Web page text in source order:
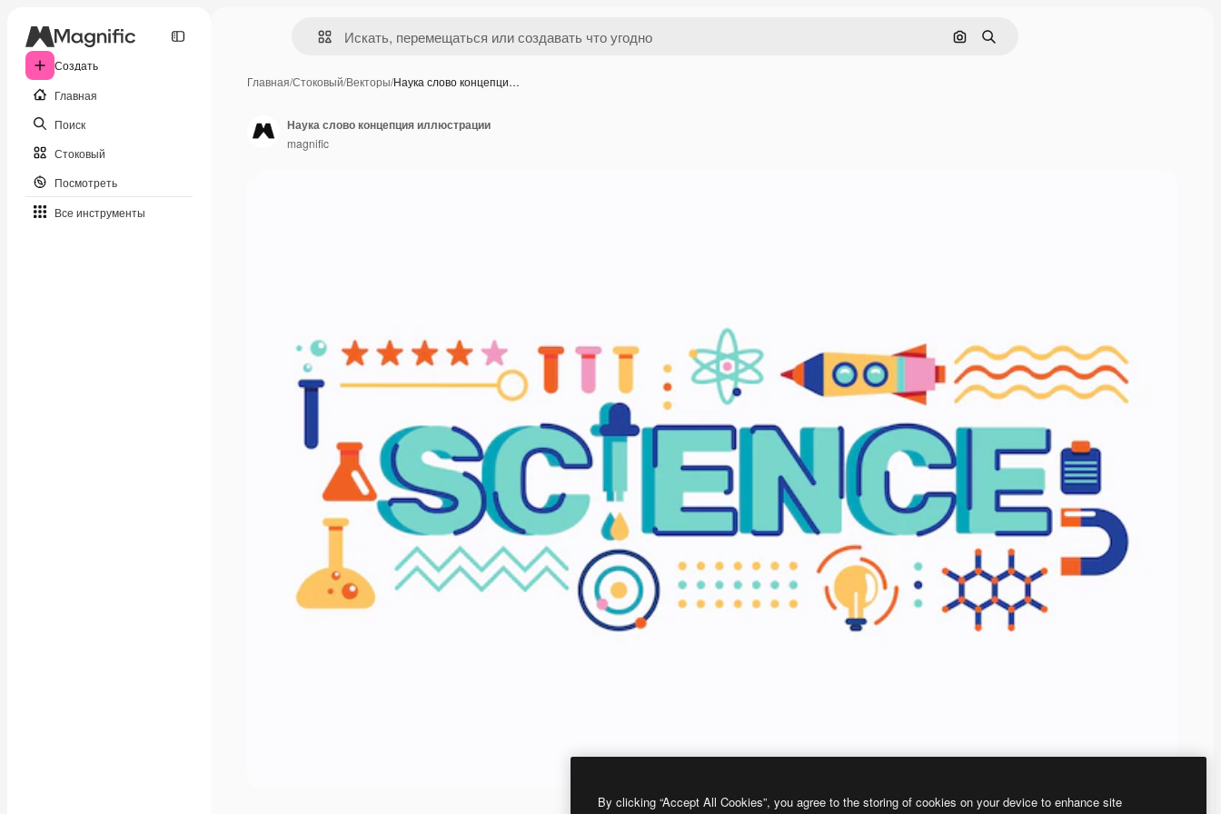
Создать
Главная
Поиск
Стоковый
Посмотреть
Все инструменты
Поиск по изображению
Поиск
Главная/Стоковый/Векторы/Наука слово концепци…
Наука слово концепция иллюстрации
magnific
By clicking “Accept All Cookies”, you agree to the storing of cookies on your device to enhance site